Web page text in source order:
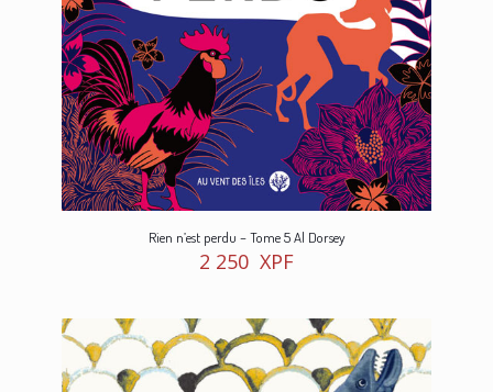
Rien n’est perdu – Tome 5 Al Dorsey
2 250 XPF